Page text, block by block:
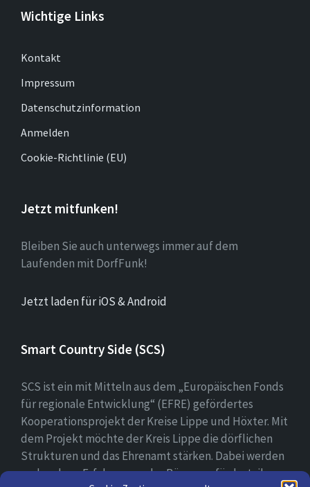
Wichtige Links
Kontakt
Impressum
Datenschutzinformation
Anmelden
Cookie-Richtlinie (EU)
Jetzt mitfunken!
Bleiben Sie auch unterwegs immer auf dem
Laufenden mit DorfFunk!
Jetzt laden für iOS & Android
Smart Country Side (SCS)
SCS ist ein mit Mitteln aus dem „Europäischen Fonds
für regionale Entwicklung“ (EFRE) gefördertes
Kooperationsprojekt der Kreise Lippe und Höxter. Mit
dem Projekt möchte der Kreis Lippe die dörflichen
Strukturen und das Ehrenamt stärken. Dabei werden
vorhandene Erfahrungen der Bürger gefördert, ihre